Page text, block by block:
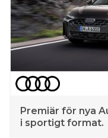
Multivan/California och
Premiär för nya
i sportigt format.